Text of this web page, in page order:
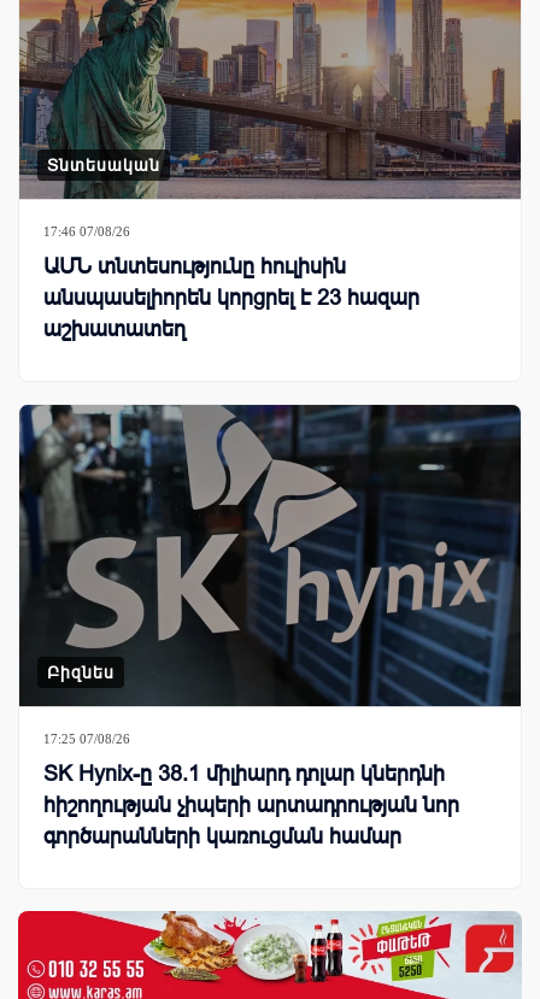
Տնտեսական
17:46 07/08/26
ԱՄՆ տնտեսությունը հուլիսին
անսպասելիորեն կորցրել է 23 հազար
աշխատատեղ
Բիզնես
17:25 07/08/26
SK Hynix-ը 38.1 միլիարդ դոլար կներդնի
հիշողության չիպերի արտադրության նոր
գործարանների կառուցման համար